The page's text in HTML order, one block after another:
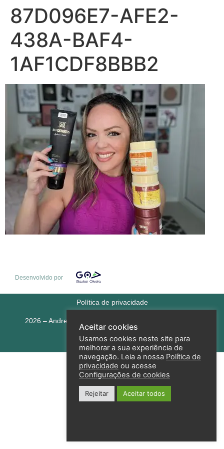
87D096E7-AFE2-
438A-BAF4-
1AF1CDF8BBB2
Desenvolvido por
Política de privacidade
2026 – Andreza Goulart – Todos os direitos reservados
Aceitar cookies
Usamos cookies neste site para
melhorar a sua experiência de
navegação. Leia a nossa Política de
privacidade ou acesse
Configurações de cookies
Rejeitar Aceitar todos